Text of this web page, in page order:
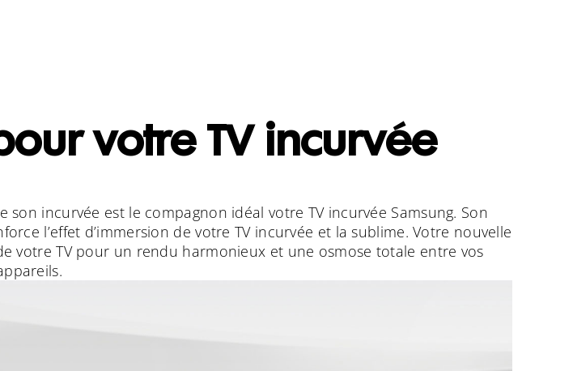
votre TV incurvée
incurvée est le compagnon idéal votre TV incurvée Samsung. Son
l’effet d’immersion de votre TV incurvée et la sublime. Votre nouvelle
votre TV pour un rendu harmonieux et une osmose totale entre vos